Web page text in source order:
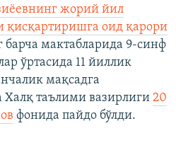
жорий йил
қисқартиришга оид қарори
мактабларида 9-синф
ўртасида 11 йиллик
мақсадга
таълими вазирлиги 20
фонида пайдо бўлди.